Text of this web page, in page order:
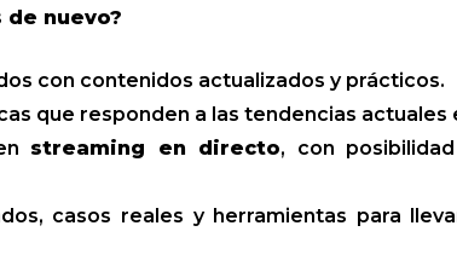
de nuevo?
con contenidos actualizados y prácticos.
que responden a las tendencias actuales
streaming en directo, con
casos reales y herramientas para